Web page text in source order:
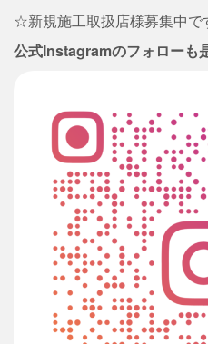
☆新規施工取扱店様募集中
公式Instagramのフォローも